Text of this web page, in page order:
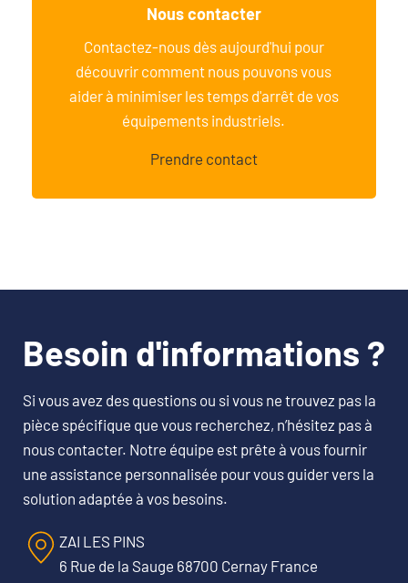
Nous contacter
Contactez-nous dès aujourd'hui pour
découvrir comment nous pouvons vous
aider à minimiser les temps d'arrêt de vos
équipements industriels.
Prendre contact
Besoin d'informations ?
Si vous avez des questions ou si vous ne trouvez pas la
pièce spécifique que vous recherchez, n’hésitez pas à
nous contacter. Notre équipe est prête à vous fournir
une assistance personnalisée pour vous guider vers la
solution adaptée à vos besoins.
ZAI LES PINS
6 Rue de la Sauge 68700 Cernay France